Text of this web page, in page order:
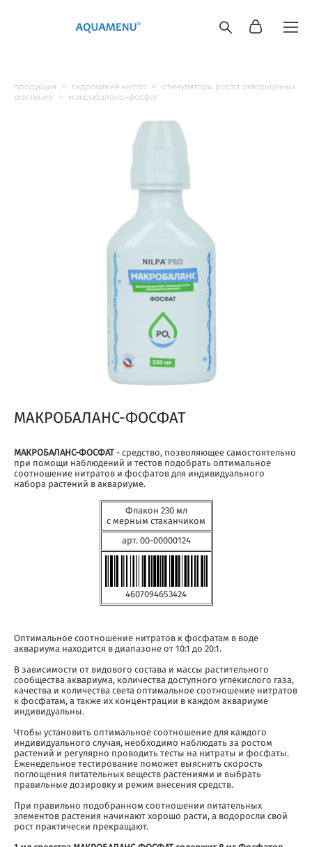
продукция > гидрохимия нилпа > стимуляторы роста аквариумных
растений
> макробаланс-фосфат
МАКРОБАЛАНС-ФОСФАТ
МАКРОБАЛАНС-ФОСФАТ - средство, позволяющее самостоятельно
при помощи наблюдений и тестов подобрать оптимальное
соотношение нитратов и фосфатов для индивидуального
набора растений в аквариуме.
Флакон 230 мл
с мерным стаканчиком
арт. 00-00000124
4607094653424
Оптимальное соотношение нитратов к фосфатам в воде
аквариума находится в диапазоне от 10:1 до 20:1.
В зависимости от видового состава и массы растительного
сообщества аквариума, количества доступного углекислого газа,
качества и количества света оптимальное соотношение нитратов
к фосфатам, а также их концентрации в каждом аквариуме
индивидуальны.
Чтобы установить оптимальное соотношение для каждого
индивидуального случая, необходимо наблюдать за ростом
растений и регулярно проводить тесты на нитраты и фосфаты.
Еженедельное тестирование поможет выяснить скорость
поглощения питательных веществ растениями и выбрать
правильные дозировку и режим внесения средств.
При правильно подобранном соотношении питательных
элементов растения начинают хорошо расти, а водоросли свой
рост практически прекращают.